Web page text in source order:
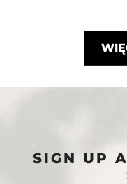
SIGN UP